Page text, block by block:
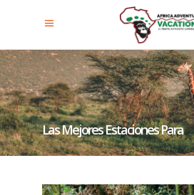
Las Mejores Estaciones Para